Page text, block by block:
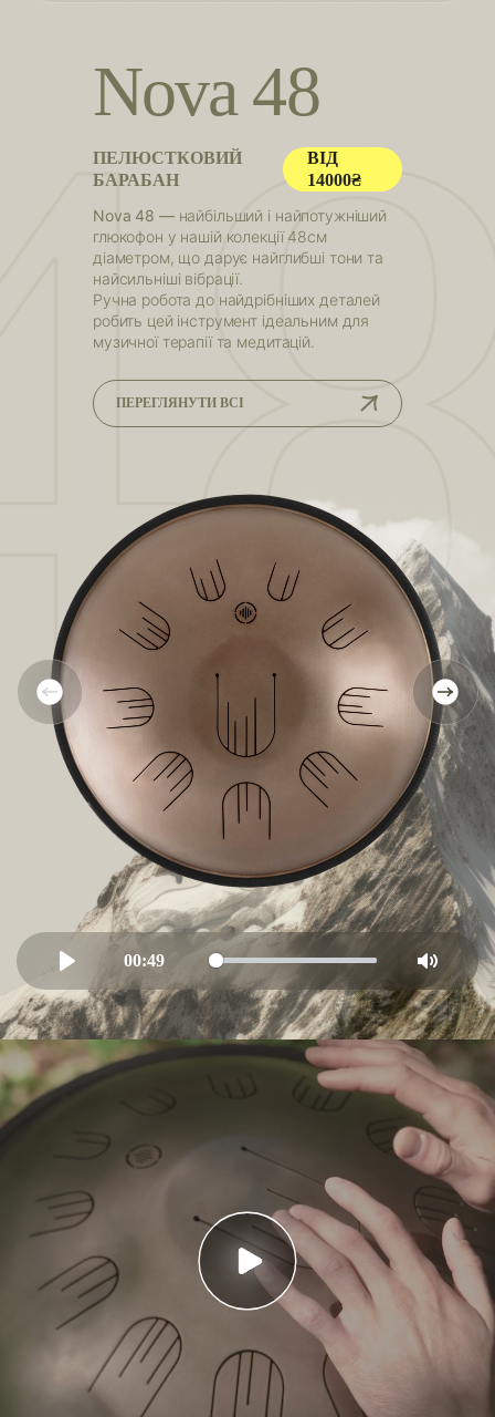
Nova 48
ПЕЛЮСТКОВИЙ
БАРАБАН
ВІД
14000₴
Nova 48 — найбільший і найпотужніший
глюкофон у нашій колекції 48см
діаметром, що дарує найглибші тони та
найсильніші вібрації.
Ручна робота до найдрібніших деталей
робить цей інструмент ідеальним для
музичної терапії та медитацій.
ПЕРЕГЛЯНУТИ ВСІ
00:49
Mute